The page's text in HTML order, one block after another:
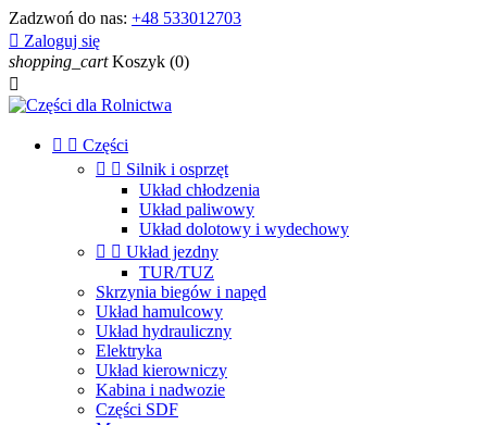
Zadzwoń do nas: +48 533012703
 Zaloguj się
shopping_cart Koszyk (0)

  Części
  Silnik i osprzęt
Układ chłodzenia
Układ paliwowy
Układ dolotowy i wydechowy
  Układ jezdny
TUR/TUZ
Skrzynia biegów i napęd
Układ hamulcowy
Układ hydrauliczny
Elektryka
Układ kierowniczy
Kabina i nadwozie
Części SDF